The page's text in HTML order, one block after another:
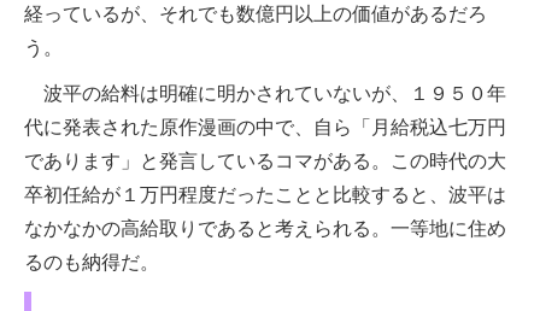
経っているが、それでも数億円以上の価値があるだろ
う。
波平の給料は明確に明かされていないが、１９５０年
代に発表された原作漫画の中で、自ら「月給税込七万円
であります」と発言しているコマがある。この時代の大
卒初任給が１万円程度だったことと比較すると、波平は
なかなかの高給取りであると考えられる。一等地に住め
るのも納得だ。